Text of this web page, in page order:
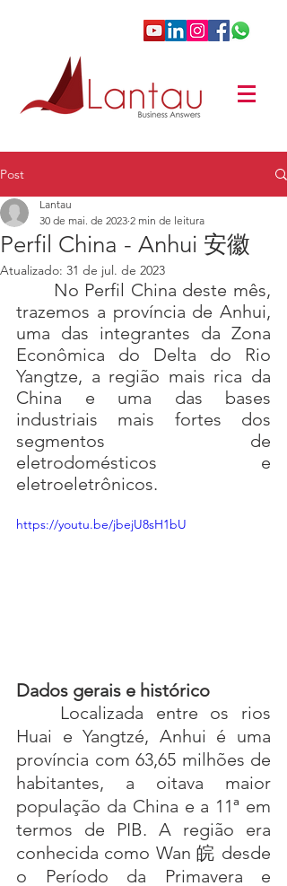
Post
Perfil China - Anhui 安徽
Lantau
30 de mai. de 2023 2 min de leitura
Atualizado: 31 de jul. de 2023
No Perfil China deste mês,
trazemos a província de Anhui,
uma das integrantes da Zona
Econômica do Delta do Rio
Yangtze, a região mais rica da
China e uma das bases
industriais mais fortes dos
segmentos de
eletrodomésticos e
eletroeletrônicos.
https://youtu.be/jbejU8sH1bU
Dados gerais e histórico
Localizada entre os rios
Huai e Yangtzé, Anhui é uma
província com 63,65 milhões de
habitantes, a oitava maior
população da China e a 11ª em
termos de PIB. A região era
conhecida como Wan 皖 desde
o Período da Primavera e